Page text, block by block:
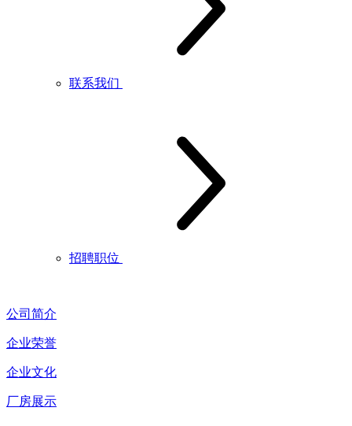
联系我们
招聘职位
公司简介
企业荣誉
企业文化
厂房展示